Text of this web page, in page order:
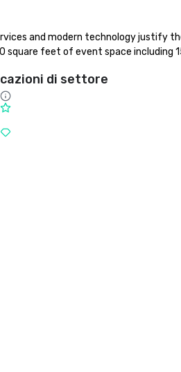
and modern technology justify
feet of event space including
di settore